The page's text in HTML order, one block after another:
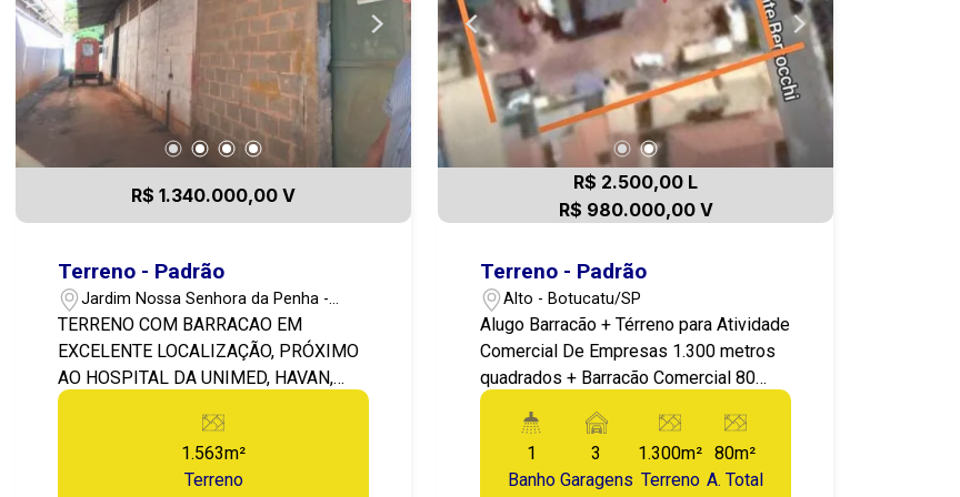
bem localizado no bairro, Bem na
rodovia! Perfeito para receber um belo
Centro comercial com muito potencial
econômico para atender a região, com
varios bairros no entorno e bem no
caminho de acesso para a Demetria!
posto de gasolina, supermercado,
deslocamento para o centro da cidade!
Entre em contato agora mesmo, vamos
visitar essa oportunidade! 14-99721-
9484
R$ 1.340.000,00 V
Terreno - Padrão
Jardim Nossa Senhora da Penha -
Botucatu/SP
TERRENO COM BARRACAO EM
EXCELENTE LOCALIZAÇÃO, PRÓXIMO
AO HOSPITAL DA UNIMED, HAVAN,
SUPERMERCADO CONFIANÇA,
POSTOS DE COMBUSTÍVEIS, CENTRO
COMERCIAL E RODOVIA MARECHAL
1.563m²
Terreno
R$ 2.500,00 L
R$ 980.000,00 V
Terreno - Padrão
Alto - Botucatu/SP
Alugo Barracão + Térreno para Atividade
Comercial De Empresas 1.300 metros
quadrados + Barracão Comercial 80
metros quadrados. Terreno plano, todo
murado, portão 6 metros preparado
para entrar carreta, fiação alta, água e
energia trifásico, ideal para mecânica,
1
Banho
3
Garagens
1.300m²
Terreno
80m²
A. Total